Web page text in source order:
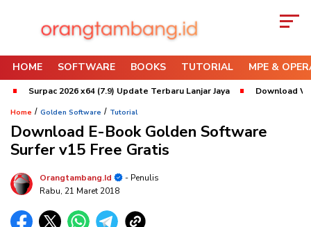
HOME SOFTWARE BOOKS TUTORIAL MPE &
Surpac 2026 x64 (7.9) Update Terbaru Lanjar Jaya Download Whittle
Home / Golden Software / Tutorial
Download E-Book Golden Software
Surfer v15 Free Gratis
Orangtambang.id
- Penulis
Rabu, 21 Maret 2018